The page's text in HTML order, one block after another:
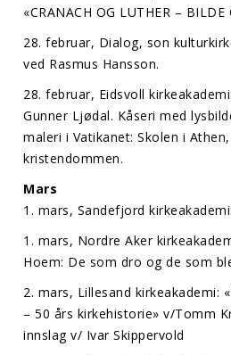
«CRANACH OG LUTHER – BILDE
28. februar, Dialog, son
ved Rasmus Hansson.
28. februar, Eidsvoll
Gunner Ljødal. Kåseri med
maleri i Vatikanet: Skolen i
kristendommen.
Mars
1. mars, Sandefjord
1. mars, Nordre Aker
Hoem: De som dro og de som
2. mars, Lillesand kirkeakademi:
– 50 års kirkehistorie» v/Tomm
innslag v/ Ivar Skippervold